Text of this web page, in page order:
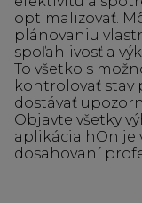
optimalizovať.
plánovaniu
spoľahlivosť a
To všetko s
kontrolovať stav
dostávať
Objavte všetky
aplikácia hOn je
dosahovaní